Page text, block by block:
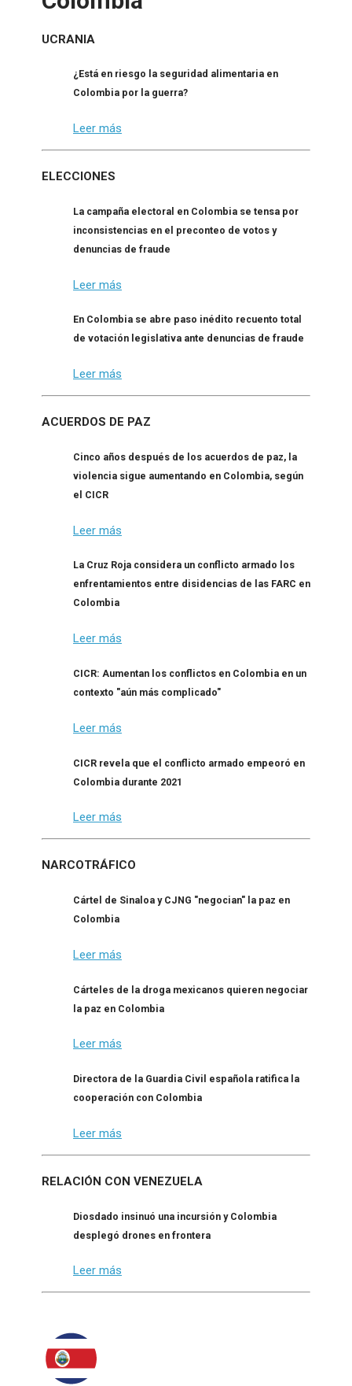
UCRANIA
¿Está en riesgo la seguridad alimentaria en
Colombia por la guerra?
Leer más
ELECCIONES
La campaña electoral en Colombia se tensa por
inconsistencias en el preconteo de votos y
denuncias de fraude
Leer más
En Colombia se abre paso inédito recuento total
de votación legislativa ante denuncias de fraude
Leer más
ACUERDOS DE PAZ
Cinco años después de los acuerdos de paz, la
violencia sigue aumentando en Colombia, según
el CICR
Leer más
La Cruz Roja considera un conflicto armado los
enfrentamientos entre disidencias de las FARC en
Colombia
Leer más
CICR: Aumentan los conflictos en Colombia en un
contexto "aún más complicado"
Leer más
CICR revela que el conflicto armado empeoró en
Colombia durante 2021
Leer más
NARCOTRÁFICO
Cártel de Sinaloa y CJNG "negocian" la paz en
Colombia
Leer más
Cárteles de la droga mexicanos quieren negociar
la paz en Colombia
Leer más
Directora de la Guardia Civil española ratifica la
cooperación con Colombia
Leer más
RELACIÓN CON VENEZUELA
Diosdado insinuó una incursión y Colombia
desplegó drones en frontera
Leer más